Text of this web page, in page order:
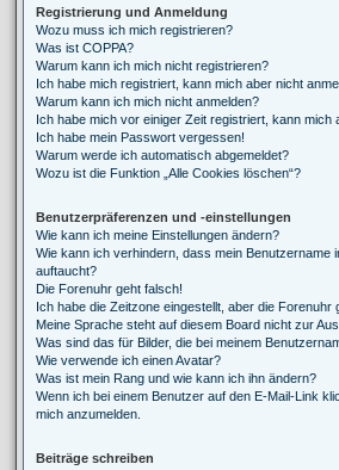
Registrierung und Anmeldung
Wozu muss ich mich registrieren?
Was ist COPPA?
Warum kann ich mich nicht registrieren?
Ich habe mich registriert, kann mich aber nicht
Warum kann ich mich nicht anmelden?
Ich habe mich vor einiger Zeit registriert, kann mich
Ich habe mein Passwort vergessen!
Warum werde ich automatisch abgemeldet?
Wozu ist die Funktion „Alle Cookies löschen“?
Benutzerpräferenzen und -einstellungen
Wie kann ich meine Einstellungen ändern?
Wie kann ich verhindern, dass mein Benutzername
auftaucht?
Die Forenuhr geht falsch!
Ich habe die Zeitzone eingestellt, aber die Forenuhr
Meine Sprache steht auf diesem Board nicht zur
Was sind das für Bilder, die bei meinem
Wie verwende ich einen Avatar?
Was ist mein Rang und wie kann ich ihn ändern?
Wenn ich bei einem Benutzer auf den E-Mail-Link
mich anzumelden.
Beiträge schreiben